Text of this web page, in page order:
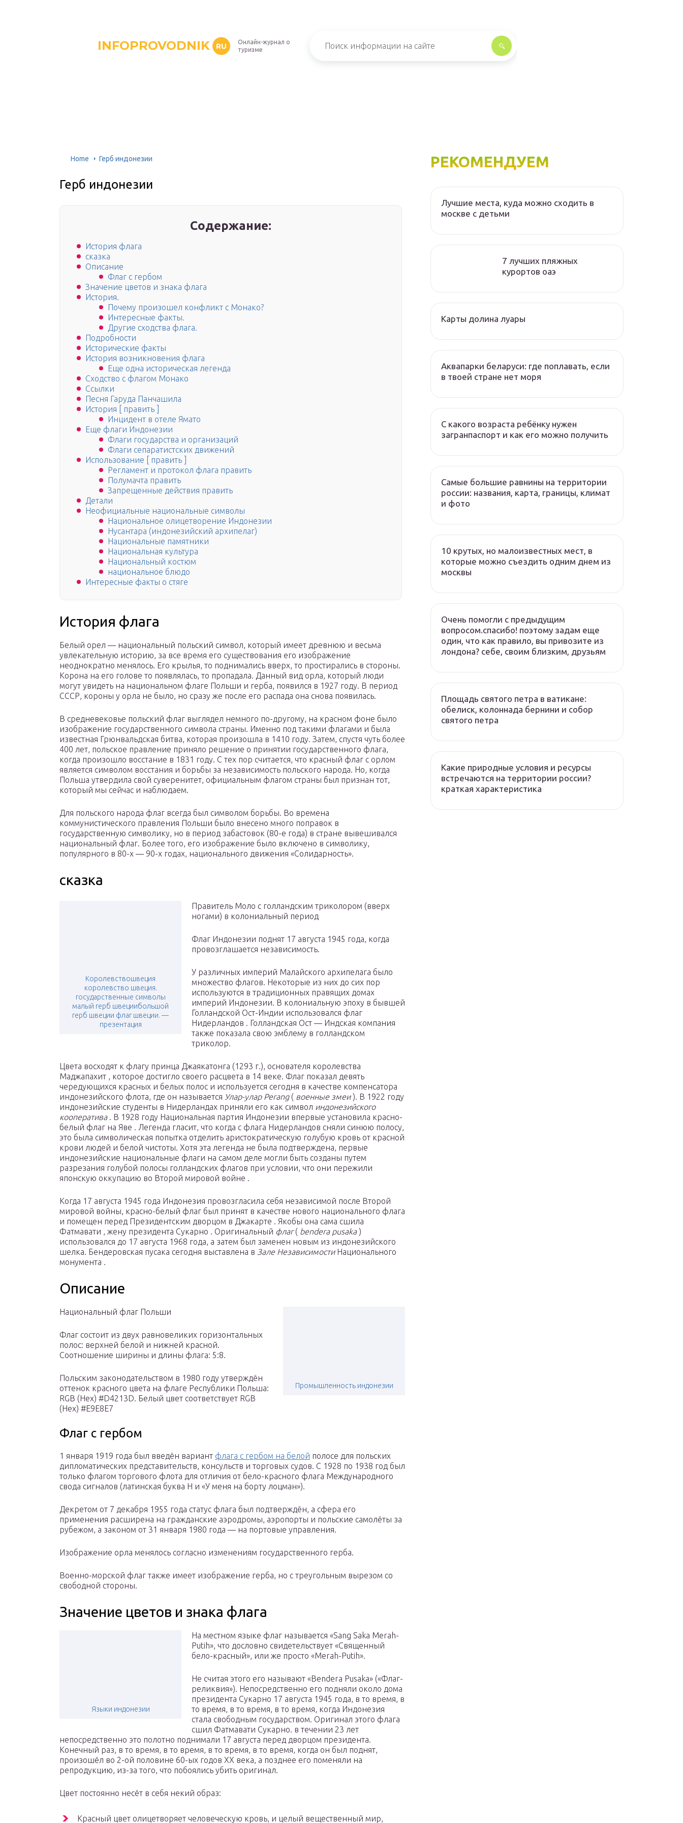
INFOPROVODNIK RU
Онлайн-журнал о
туризме
Home Герб индонезии
Герб индонезии
Содержание:
История флага
сказка
Описание
Флаг с гербом
Значение цветов и знака флага
История.
Почему произошел конфликт с Монако?
Интересные факты.
Другие сходства флага.
Подробности
Исторические факты
История возникновения флага
Еще одна историческая легенда
Сходство с флагом Монако
Ссылки
Песня Гаруда Панчашила
История [ править ]
Инцидент в отеле Ямато
Еще флаги Индонезии
Флаги государства и организаций
Флаги сепаратистских движений
Использование [ править ]
Регламент и протокол флага править
Полумачта править
Запрещенные действия править
Детали
Неофициальные национальные символы
Национальное олицетворение Индонезии
Нусантара (индонезийский архипелаг)
Национальные памятники
Национальная культура
Национальный костюм
национальное блюдо
Интересные факты о стяге
История флага
Белый орел — национальный польский символ, который имеет древнюю и весьма
увлекательную историю, за все время его существования его изображение
неоднократно менялось. Его крылья, то поднимались вверх, то простирались в стороны.
Корона на его голове то появлялась, то пропадала. Данный вид орла, который люди
могут увидеть на национальном флаге Польши и герба, появился в 1927 году. В период
СССР, короны у орла не было, но сразу же после его распада она снова появилась.
В средневековье польский флаг выглядел немного по-другому, на красном фоне было
изображение государственного символа страны. Именно под такими флагами и была
известная Грюнвальдская битва, которая произошла в 1410 году. Затем, спустя чуть более
400 лет, польское правление приняло решение о принятии государственного флага,
когда произошло восстание в 1831 году. С тех пор считается, что красный флаг с орлом
является символом восстания и борьбы за независимость польского народа. Но, когда
Польша утвердила свой суверенитет, официальным флагом страны был признан тот,
который мы сейчас и наблюдаем.
Для польского народа флаг всегда был символом борьбы. Во времена
коммунистического правления Польши было внесено много поправок в
государственную символику, но в период забастовок (80-е года) в стране вывешивался
национальный флаг. Более того, его изображение было включено в символику,
популярного в 80-х — 90-х годах, национального движения «Солидарность».
сказка
Королевствошвеция
королевство швеция.
государственные символы
малый герб швециибольшой
герб швеции флаг швеции. —
презентация
Правитель Моло с голландским триколором (вверх
ногами) в колониальный период
Флаг Индонезии поднят 17 августа 1945 года, когда
провозглашается независимость.
У различных империй Малайского архипелага было
множество флагов. Некоторые из них до сих пор
используются в традиционных правящих домах
империй Индонезии. В колониальную эпоху в бывшей
Голландской Ост-Индии использовался флаг
Нидерландов . Голландская Ост — Индская компания
также показала свою эмблему в голландском
триколор.
Цвета восходят к флагу принца Джаякатонга (1293 г.), основателя королевства
Маджапахит , которое достигло своего расцвета в 14 веке. Флаг показал девять
чередующихся красных и белых полос и используется сегодня в качестве компенсатора
индонезийского флота, где он называется Улар-улар Perang( военные змеи). В 1922 году
индонезийские студенты в Нидерландах приняли его как символ индонезийского
кооператива. В 1928 году Национальная партия Индонезии впервые установила красно-
белый флаг на Яве . Легенда гласит, что когда с флага Нидерландов сняли синюю полосу,
это была символическая попытка отделить аристократическую голубую кровь от красной
крови людей и белой чистоты. Хотя эта легенда не была подтверждена, первые
индонезийские национальные флаги на самом деле могли быть созданы путем
разрезания голубой полосы голландских флагов при условии, что они пережили
японскую оккупацию во Второй мировой войне .
Когда 17 августа 1945 года Индонезия провозгласила себя независимой после Второй
мировой войны, красно-белый флаг был принят в качестве нового национального флага
и помещен перед Президентским дворцом в Джакарте . Якобы она сама сшила
Фатмавати , жену президента Сукарно . Оригинальный флаг( bendera pusaka)
использовался до 17 августа 1968 года, а затем был заменен новым из индонезийского
шелка. Бендеровская пусака сегодня выставлена ​​в Зале НезависимостиНационального
монумента .
Описание
Промышленность индонезии
Национальный флаг Польши
Флаг состоит из двух равновеликих горизонтальных
полос: верхней белой и нижней красной.
Соотношение ширины и длины флага: 5:8.
Польским законодательством в 1980 году утверждён
оттенок красного цвета на флаге Республики Польша:
RGB (Hex) #D4213D. Белый цвет соответствует RGB
(Hex) #E9E8E7
Флаг с гербом
1 января 1919 года был введён вариант флага с гербом на белой полосе для польских
дипломатических представительств, консульств и торговых судов. С 1928 по 1938 год был
только флагом торгового флота для отличия от бело-красного флага Международного
свода сигналов (латинская буква H и «У меня на борту лоцман»).
Декретом от 7 декабря 1955 года статус флага был подтверждён, а сфера его
применения расширена на гражданские аэродромы, аэропорты и польские самолёты за
рубежом, а законом от 31 января 1980 года — на портовые управления.
Изображение орла менялось согласно изменениям государственного герба.
Военно-морской флаг также имеет изображение герба, но с треугольным вырезом со
свободной стороны.
Значение цветов и знака флага
Языки индонезии
На местном языке флаг называется «Sang Saka Merah-
Putih», что дословно свидетельствует «Священный
бело-красный», или же просто «Merah-Putih».
Не считая этого его называют «Bendera Pusaka» («Флаг-
реликвия»). Непосредственно его подняли около дома
президента Сукарно 17 августа 1945 года, в то время, в
то время, в то время, в то время, когда Индонезия
стала свободным государством. Оригинал этого флага
сшил Фатмавати Сукарно. в течении 23 лет
непосредственно это полотно поднимали 17 августа перед дворцом президента.
Конечный раз, в то время, в то время, в то время, в то время, когда он был поднят,
произошёл во 2-ой половине 60-ых годов XX века, а позднее его поменяли на
репродукцию, из-за того, что побоялись убить оригинал.
Цвет постоянно несёт в себя некий образ:
Красный цвет олицетворяет человеческую кровь, и целый вещественный мир,
РЕКОМЕНДУЕМ
Лучшие места, куда можно сходить в
москве с детьми
7 лучших пляжных
курортов оаэ
Карты долина луары
Аквапарки беларуси: где поплавать, если
в твоей стране нет моря
С какого возраста ребёнку нужен
загранпаспорт и как его можно получить
Самые большие равнины на территории
россии: названия, карта, границы, климат
и фото
10 крутых, но малоизвестных мест, в
которые можно съездить одним днем из
москвы
Очень помогли с предыдущим
вопросом.спасибо! поэтому задам еще
один, что как правило, вы привозите из
лондона? себе, своим близким, друзьям
Площадь святого петра в ватикане:
обелиск, колоннада бернини и собор
святого петра
Какие природные условия и ресурсы
встречаются на территории россии?
краткая характеристика